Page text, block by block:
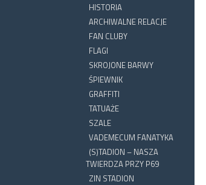
HISTORIA
ARCHIWALNE RELACJE
FAN CLUBY
FLAGI
SKROJONE BARWY
ŚPIEWNIK
GRAFFITI
TATUAŻE
SZALE
VADEMECUM FANATYKA
(S)TADION – NASZA
TWIERDZA PRZY P69
ZIN STADION